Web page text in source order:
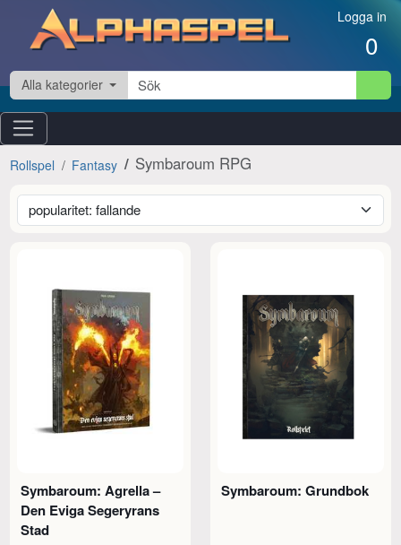
Hoppa till innehåll Logga in
0
Alla kategorier
Rollspel Fantasy Symbaroum RPG
Symbaroum: Agrella –
Den Eviga Segeryrans
Stad
Symbaroum: Grundbok